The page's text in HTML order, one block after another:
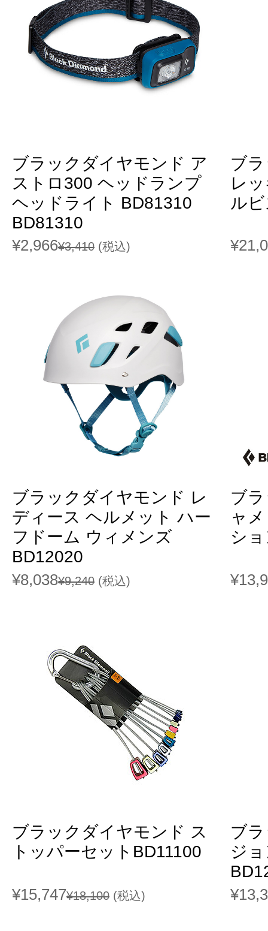
ブラックダイヤモンド ア
ストロ300 ヘッドランプ
ヘッドライト BD81310
BD81310
¥2,966¥3,410 (税込)
ブ
レ
ル
ブラックダイヤモンド レ
ディース ヘルメット ハー
フドーム ウィメンズ
BD12020
¥8,038¥9,240 (税込)
ブ
ャ
シ
ブラックダイヤモンド ス
トッパーセットBD11100
¥15,747¥18,100 (税込)
ブ
ジ